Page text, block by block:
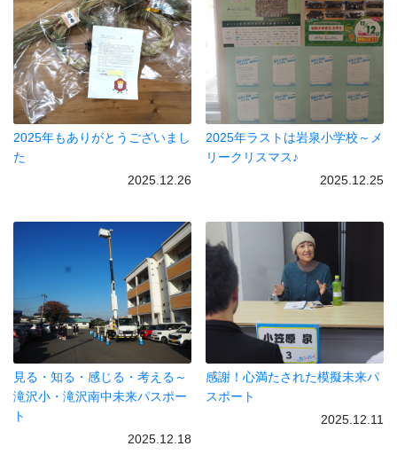
2025年もありがとうございまし
た
2025.12.26
2025年ラストは岩泉小学校～メ
リークリスマス♪
2025.12.25
見る・知る・感じる・考える～
滝沢小・滝沢南中未来パスポー
ト
2025.12.18
感謝！心満たされた模擬未来パ
スポート
2025.12.11